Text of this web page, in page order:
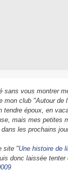
sans vous montrer
mon club "Autour de
tendre époux, en
mais mes petites
les prochains
site "Une histoire de
donc laissée tenter